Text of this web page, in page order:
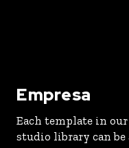
Empresa
Each template in
studio library can be